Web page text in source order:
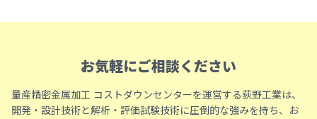
お気軽にご相談ください
量産精密金属加工 コストダウンセンターを運営する荻野工業は、
開発・設計技術と解析・評価試験技術に圧倒的な強みを持ち、お